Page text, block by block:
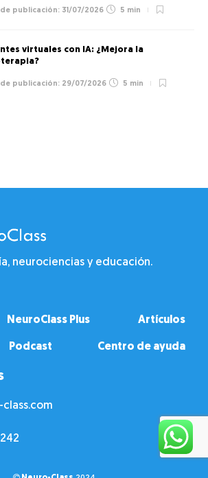
31/07/2026 5 min
virtuales con IA: ¿Mejora la
29/07/2026 5 min
neurociencias y educación.
NeuroClass Plus Artículos
Podcast Centro de ayuda